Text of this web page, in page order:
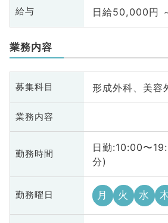
給与 日給50,000円
業務内容
募集科目 形成外科、美容
業務内容
勤務時間
日勤:10:00〜
分)
勤務曜日 月 火 水